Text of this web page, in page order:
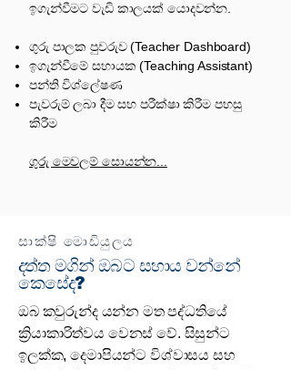
ඉගැන්වීමට වැඩි කාලයක් යොදවන්න.
ගුරු පාලක පුවරුව (Teacher Dashboard)
ඉගැන්වීමේ සහායක (Teaching Assistant)
පන්ති විශ්ලේෂණ
පැවරුම් ලබා දීම සහ පරීක්ෂා කිරීම පහසු
කිරීම
ගුරු මෙවලම් සොයන්න...
සාක්ෂි මොඩියුලය
දත්ත මගින් ඔබට සහාය වන්නේ
කෙසේද?
ඔබ කවුරුන්ද යන්න මත පද්ධතියේ
ක්‍රියාකාරිත්වය වෙනස් වේ. සිසුන්ට
ඉලක්ක, දෙමාපියන්ට විශ්වාසය සහ